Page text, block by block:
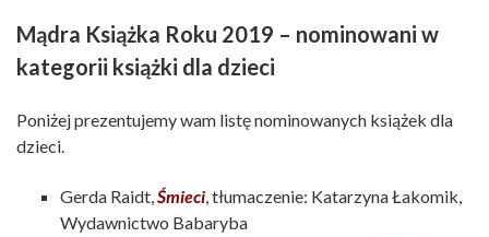
Mądra Książka Roku 2019 – nominowani w
kategorii książki dla dzieci
Poniżej prezentujemy wam listę nominowanych książek dla
dzieci.
Gerda Raidt,Śmieci, tłumaczenie: Katarzyna Łakomik,
Wydawnictwo Babaryba